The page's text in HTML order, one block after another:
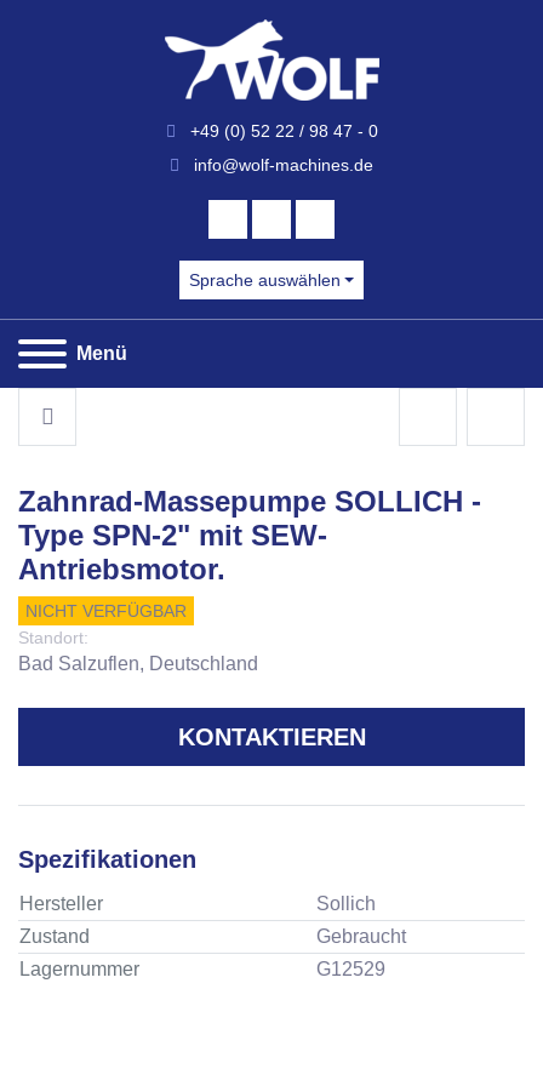
+49 (0) 52 22 / 98 47 - 0
info@wolf-machines.de
FACEBOOK
YOUTUBEINSTAGRAM
Sprache auswählen
Menü
Zahnrad-Massepumpe SOLLICH -
Type SPN-2" mit SEW-
Antriebsmotor.
NICHT VERFÜGBAR
Standort:
Bad Salzuflen, Deutschland
KONTAKTIEREN
Spezifikationen
Hersteller
Sollich
Zustand
Gebraucht
Lagernummer
G12529